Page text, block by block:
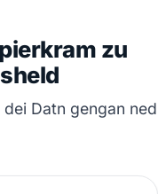
zu
Datn gengan ned